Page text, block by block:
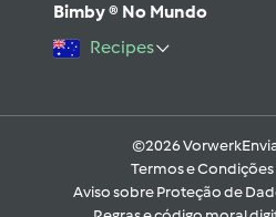
Bimby ® No Mundo
Recipes
©2026 Vorwerk
Termos e
Aviso sobre Proteção de